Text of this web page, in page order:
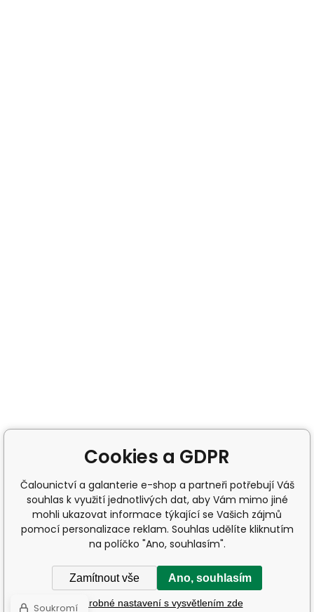
Cookies a GDPR
Čalounictví a galanterie e-shop a partneři potřebují Váš
souhlas k využití jednotlivých dat, aby Vám mimo jiné
mohli ukazovat informace týkající se Vašich zájmů
pomocí personalizace reklam. Souhlas udělíte kliknutím
na políčko "Ano, souhlasím".
Zamítnout vše Ano, souhlasím
Podrobné nastavení s vysvětlením zde
Soukromí